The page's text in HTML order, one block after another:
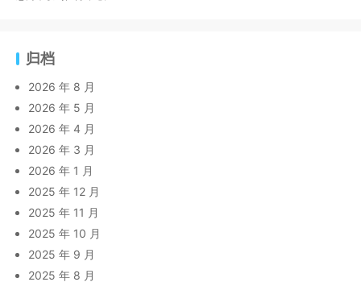
归档
2026 年 8 月
2026 年 5 月
2026 年 4 月
2026 年 3 月
2026 年 1 月
2025 年 12 月
2025 年 11 月
2025 年 10 月
2025 年 9 月
2025 年 8 月